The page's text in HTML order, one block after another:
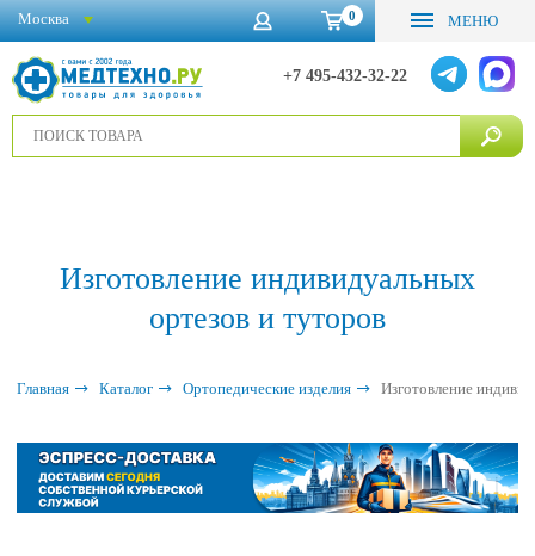
0 МЕНЮ
+7 495-432-32-22
Москва
Изготовление индивидуальных
ортезов и туторов
Главная Каталог Ортопедические изделия Изготовление